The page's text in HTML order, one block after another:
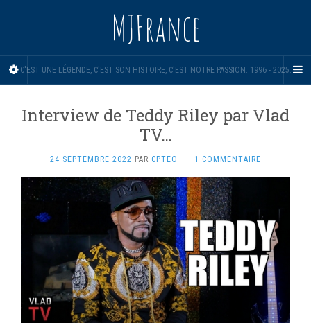
MJFrance
C'EST UNE LÉGENDE, C'EST SON HISTOIRE, C'EST NOTRE PASSION. 1996 - 2025.
Interview de Teddy Riley par Vlad
TV…
24 SEPTEMBRE 2022 PAR CPTEO · 1 COMMENTAIRE